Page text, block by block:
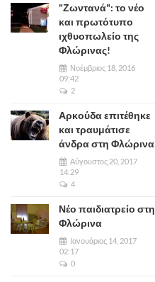
"Ζωντανά": το νέο
και πρωτότυπο
ιχθυοπωλείο της
Φλώρινας!
Νοέμβριος 18, 2016
09:42
2
Αρκούδα επιτέθηκε
και τραυμάτισε
άνδρα στη Φλώρινα
Αύγουστος 20, 2017
14:29
4
Νέο παιδιατρείο στη
Φλώρινα
Ιανουάριος 14, 2017
02:17
0